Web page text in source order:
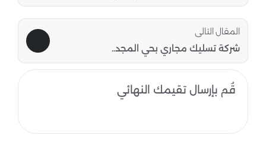
المقال التالى
شركة تسليك مجاري بحي المجد..
قُم بإرسال تقيمك النهائي